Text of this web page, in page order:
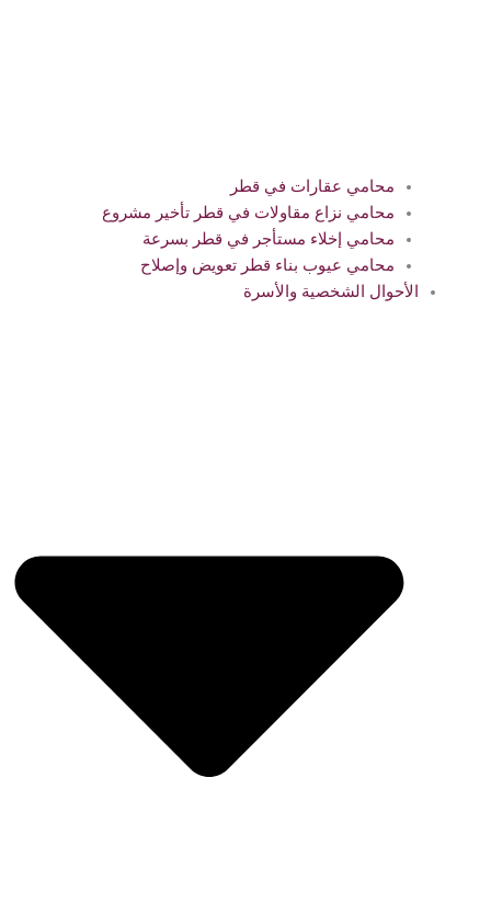
محامي عقارات في قطر
محامي نزاع مقاولات في قطر تأخير مشروع
محامي إخلاء مستأجر في قطر بسرعة
محامي عيوب بناء قطر تعويض وإصلاح
الأحوال الشخصية والأسرة